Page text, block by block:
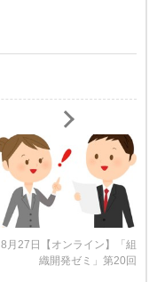
8月27日【オンライン】「組
織開発ゼミ」第20回